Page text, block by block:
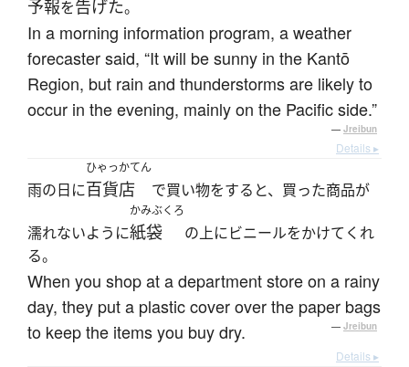
予報を告げた。
In a morning information program, a weather
forecaster said, “It will be sunny in the Kantō
Region, but rain and thunderstorms are likely to
occur in the evening, mainly on the Pacific side.”
— Jreibun
Details ▸
雨の日に
ひゃっかてん
百貨店 で買い物をすると、買った商品が
濡れないように
かみぶくろ
紙袋
の上にビニールをかけてくれ
る。
When you shop at a department store on a rainy
day, they put a plastic cover over the paper bags
to keep the items you buy dry.
— Jreibun
Details ▸